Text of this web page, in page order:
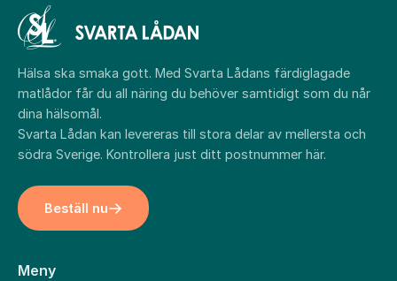
Hälsa ska smaka gott. Med Svarta Lådans färdiglagade
matlådor får du all näring du behöver samtidigt som du når
dina hälsomål.
Svarta Lådan kan levereras till stora delar av mellersta och
södra Sverige. Kontrollera just ditt postnummer här.
Beställ nu
Meny